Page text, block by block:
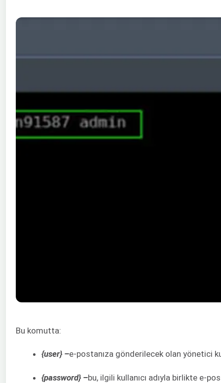
Bu komutta:
{user} –e-postanıza gönderilecek olan yönetici
{password} –bu, ilgili kullanıcı adıyla birlikte e-